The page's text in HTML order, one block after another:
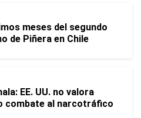
meses del segundo
de Piñera en Chile
EE. UU. no valora
combate al narcotráfico